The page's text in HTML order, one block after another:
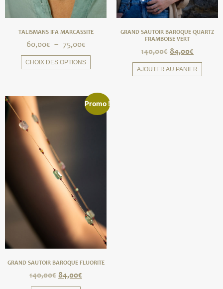
TALISMANS IFA MARCASSITE
60,00€ – 75,00€
CHOIX DES OPTIONS
GRAND SAUTOIR BAROQUE QUARTZ
FRAMBOISE VERT
140,00€ 84,00€
AJOUTER AU PANIER
Promo !
GRAND SAUTOIR BAROQUE FLUORITE
140,00€ 84,00€